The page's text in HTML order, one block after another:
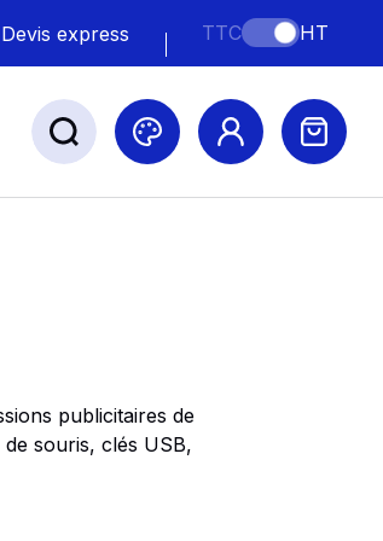
Devis express TTC HT
publicitaires de
souris, clés USB,